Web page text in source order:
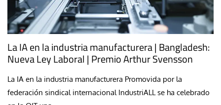
La IA en la industria manufacturera | Bangladesh:
Nueva Ley Laboral | Premio Arthur Svensson
La IA en la industria manufacturera Promovida por la
federación sindical internacional IndustriALL se ha celebrado